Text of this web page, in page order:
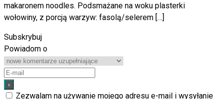
makaronem noodles. Podsmażane na woku plasterki
wołowiny, z porcją warzyw: fasolą/selerem […]
Subskrybuj
Powiadom o
Zezwalam na używanie mojego adresu e-mail i wysyłanie